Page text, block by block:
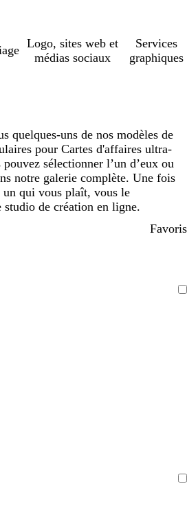
Logo, sites web et
médias sociaux
Services
graphiques
quelques-uns de nos modèles de
pour Cartes d'affaires ultra-
sélectionner l’un d’eux ou
notre galerie complète. Une fois
un qui vous plaît, vous le
studio de création en ligne.
Favoris